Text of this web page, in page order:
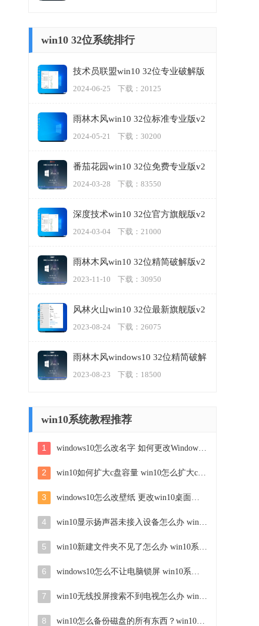
win10 32位系统排行
技术员联盟win10 32位专业破解版
v2023.06
2024-06-25 下载：20125
雨林木风win10 32位标准专业版v2
024.05
2024-05-21 下载：30200
番茄花园win10 32位免费专业版v2
024.03
2024-03-28 下载：83550
深度技术win10 32位官方旗舰版v2
024.03
2024-03-04 下载：21000
雨林木风win10 32位精简破解版v2
023.11
2023-11-10 下载：30950
风林火山win10 32位最新旗舰版v2
023.08
2023-08-24 下载：26075
雨林木风windows10 32位精简破解
版v2023.08
2023-08-23 下载：18500
win10系统教程推荐
1 windows10怎么改名字 如何更改Windows10用户名
2 win10如何扩大c盘容量 win10怎么扩大c盘空间
3 windows10怎么改壁纸 更改win10桌面背景的步骤
4 win10显示扬声器未接入设备怎么办 win10电脑显示扬声器未接入处理方法
5 win10新建文件夹不见了怎么办 win10系统新建文件夹没有处理方法
6 windows10怎么不让电脑锁屏 win10系统如何彻底关掉自动锁屏
7 win10无线投屏搜索不到电视怎么办 win10无线投屏搜索不到电视如何处理
8 win10怎么备份磁盘的所有东西？win10如何备份磁盘文件数据